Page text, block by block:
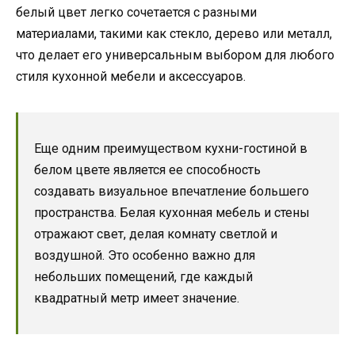
белый цвет легко сочетается с разными
материалами, такими как стекло, дерево или металл,
что делает его универсальным выбором для любого
стиля кухонной мебели и аксессуаров.
Еще одним преимуществом кухни-гостиной в
белом цвете является ее способность
создавать визуальное впечатление большего
пространства. Белая кухонная мебель и стены
отражают свет, делая комнату светлой и
воздушной. Это особенно важно для
небольших помещений, где каждый
квадратный метр имеет значение.